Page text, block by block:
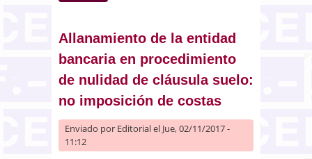
progenitores
Allanamiento de la entidad
bancaria en procedimiento
de nulidad de cláusula suelo:
no imposición de costas
Enviado por Editorialel Jue, 02/11/2017 -
11:12